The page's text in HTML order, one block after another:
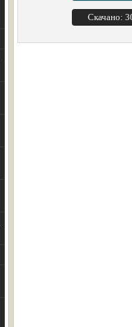
Скачано: